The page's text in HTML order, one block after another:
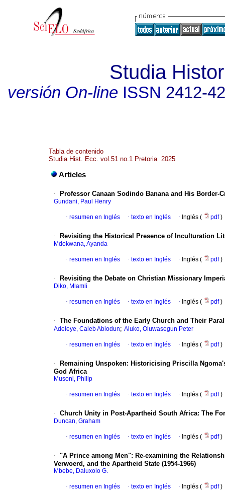
Studia
versión On-lineISSN 2412-
Tabla de contenido
Studia Hist. Ecc. vol.51 no.1 Pretoria 2025
Articles
· Professor Canaan Sodindo Banana and His
Gundani, Paul Henry
· resumen en Inglés · texto en Inglés · Inglés ( pdf)
· Revisiting the Historical Presence of Inculturation
Mdokwana, Ayanda
· resumen en Inglés · texto en Inglés · Inglés ( pdf)
· Revisiting the Debate on Christian Missionary
Diko, Mlamli
· resumen en Inglés · texto en Inglés · Inglés ( pdf)
· The Foundations of the Early Church and Their
Adeleye, Caleb Abiodun; Aluko, Oluwasegun Peter
· resumen en Inglés · texto en Inglés · Inglés ( pdf)
·
Remaining Unspoken: Historicising Priscilla
God Africa
Musoni, Philip
· resumen en Inglés · texto en Inglés · Inglés ( pdf)
· Church Unity in Post-Apartheid South Africa: The
Duncan, Graham
· resumen en Inglés · texto en Inglés · Inglés ( pdf)
· "A Prince among Men": Re-examining the
Verwoerd, and the Apartheid State (1954-1966)
Mbebe, Daluxolo G.
· resumen en Inglés · texto en Inglés · Inglés ( pdf)